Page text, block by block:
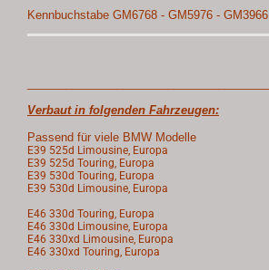
Kennbuchstabe GM6768 - GM5976 - GM3966
Verbaut in folgenden Fahrzeugen:
Passend für viele BMW Modelle
E39 525d Limousine, Europa
E39 525d Touring, Europa
E39 530d Touring, Europa
E39 530d Limousine, Europa
E46 330d Touring, Europa
E46 330d Limousine, Europa
E46 330xd Limousine, Europa
E46 330xd Touring, Europa